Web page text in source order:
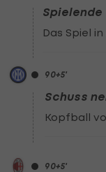
Spielende
Das Spiel
90+5'
Schuss
Kopfball
90+5'